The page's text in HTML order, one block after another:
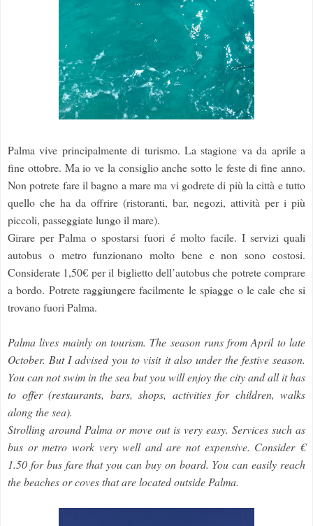
Palma vive principalmente di turismo. La stagione va da aprile a
fine ottobre. Ma io ve la consiglio anche sotto le feste di fine anno.
Non potrete fare il bagno a mare ma vi godrete di più la città e tutto
quello che ha da offrire (ristoranti, bar, negozi, attività per i più
piccoli, passeggiate lungo il mare).
Girare per Palma o spostarsi fuori é molto facile. I servizi quali
autobus o metro funzionano molto bene e non sono costosi.
Considerate 1,50€ per il biglietto dell’autobus che potrete comprare
a bordo. Potrete raggiungere facilmente le spiagge o le cale che si
trovano fuori Palma.
Palma lives mainly on tourism. The season runs from April to late
October. But I advised you to visit it also under the festive season.
You can not swim in the sea but you will enjoy the city and all it has
to offer (restaurants, bars, shops, activities for children, walks
along the sea).
Strolling around Palma or move out is very easy. Services such as
bus or metro work very well and are not expensive. Consider €
1.50 for bus fare that you can buy on board. You can easily reach
the beaches or coves that are located outside Palma.